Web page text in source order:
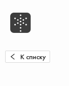
К списку